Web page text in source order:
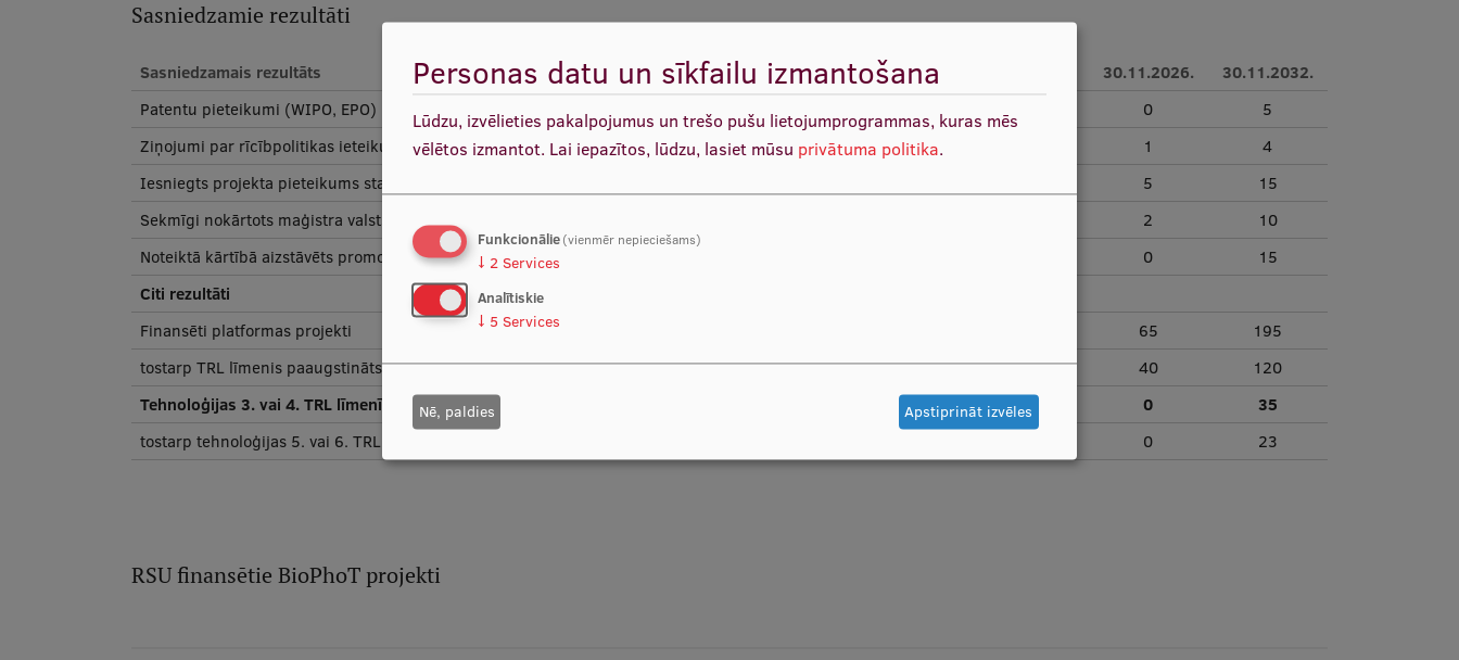
Sasniedzamie rezultāti
Sasniedzamais rezultāts 30.11.2026.
30.11.2032.
Patentu pieteikumi (WIPO, EPO)
0
5
Ziņojumi par rīcībpolitikas ieteikumiem un rīcībpolitiku ietekmi
1
4
Iesniegts projekta pieteikums starptautiskā vai nacionālā pētniecības un attīstības projektu konkursā
5
15
Sekmīgi nokārtots maģistra valsts (gala) pārbaudījums
2
10
Noteiktā kārtībā aizstāvēts promocijas darbs
0
15
Citi rezultāti
Finansēti platformas projekti
65
195
tostarp TRL līmenis paaugstināts par 1 pakāpi
0 40
120
Tehnoloģijas 3. vai 4. TRL līmenī
0 0
35
tostarp tehnoloģijas 5. vai 6. TRL līmenī
0 23
RSU finansētie BioPhoT projekti
Personas datu un sīkfailu izmantošana
Lūdzu, izvēlieties pakalpojumus un trešo pušu lietojumprogrammas, kuras mēs
vēlētos izmantot. Lai iepazītos, lūdzu, lasiet mūsu privātuma politika.
Funkcionālie(vienmēr nepieciešams)
↓ 2 Services
Analītiskie
↓ 5 Services
Nē, paldies Apstiprināt izvēles